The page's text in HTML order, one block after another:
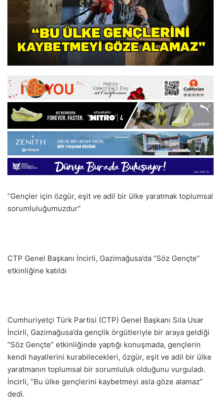
“Gençler için özgür, eşit ve adil bir ülke yaratmak toplumsal
sorumluluğumuzdur”
CTP Genel Başkanı İncirli, Gazimağusa’da “Söz Gençte”
etkinliğine katıldı
Cumhuriyetçi Türk Partisi (CTP) Genel Başkanı Sıla Usar
İncirli, Gazimağusa’da gençlik örgütleriyle bir araya geldiği
“Söz Gençte” etkinliğinde yaptığı konuşmada, gençlerin
kendi hayallerini kurabilecekleri, özgür, eşit ve adil bir ülke
yaratmanın toplumsal bir sorumluluk olduğunu vurguladı.
İncirli, “Bu ülke gençlerini kaybetmeyi asla göze alamaz”
dedi.